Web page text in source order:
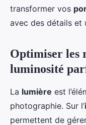
transformer vos
avec des détails et
Optimiser les
luminosité
La lumière est
photographie. Sur l’
permettent de